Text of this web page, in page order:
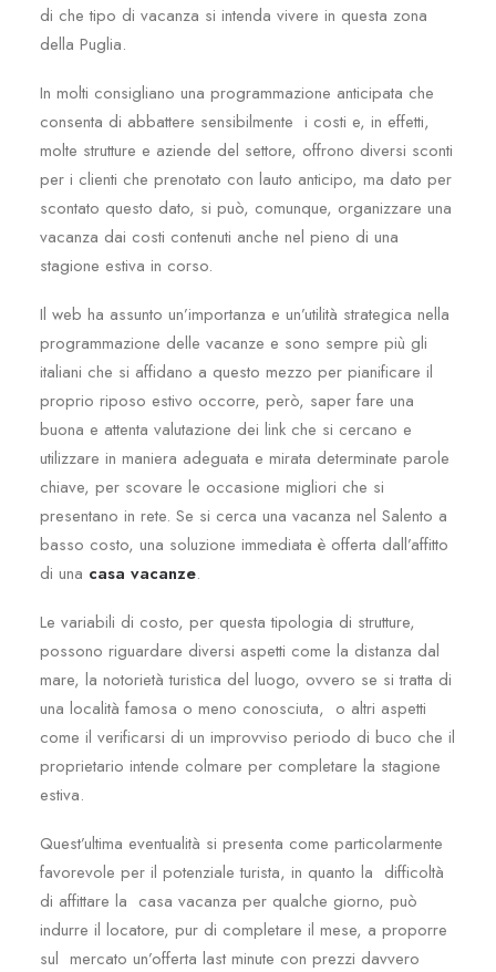
di che tipo di vacanza si intenda vivere in questa zona
della Puglia.
In molti consigliano una programmazione anticipata che
consenta di abbattere sensibilmente i costi e, in effetti,
molte strutture e aziende del settore, offrono diversi sconti
per i clienti che prenotato con lauto anticipo, ma dato per
scontato questo dato, si può, comunque, organizzare una
vacanza dai costi contenuti anche nel pieno di una
stagione estiva in corso.
Il web ha assunto un’importanza e un’utilità strategica nella
programmazione delle vacanze e sono sempre più gli
italiani che si affidano a questo mezzo per pianificare il
proprio riposo estivo occorre, però, saper fare una
buona e attenta valutazione dei link che si cercano e
utilizzare in maniera adeguata e mirata determinate parole
chiave, per scovare le occasione migliori che si
presentano in rete. Se si cerca una vacanza nel Salento a
basso costo, una soluzione immediata è offerta dall’affitto
di una casa vacanze.
Le variabili di costo, per questa tipologia di strutture,
possono riguardare diversi aspetti come la distanza dal
mare, la notorietà turistica del luogo, ovvero se si tratta di
una località famosa o meno conosciuta, o altri aspetti
come il verificarsi di un improvviso periodo di buco che il
proprietario intende colmare per completare la stagione
estiva.
Quest’ultima eventualità si presenta come particolarmente
favorevole per il potenziale turista, in quanto la difficoltà
di affittare la casa vacanza per qualche giorno, può
indurre il locatore, pur di completare il mese, a proporre
sul mercato un’offerta last minute con prezzi davvero